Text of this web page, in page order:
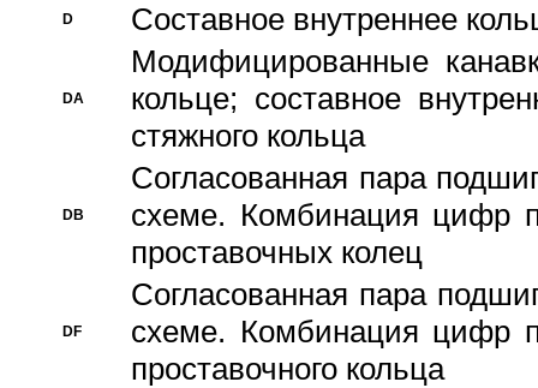
D Составное внутреннее
DA
Модифицированные
кольце; составное
стяжного кольца
DB
Согласованная пара
схеме. Комбинация цифр
проставочных колец
DF
Согласованная пара
схеме. Комбинация цифр
проставочного кольца